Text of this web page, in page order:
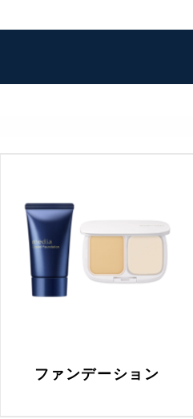
ファンデーション